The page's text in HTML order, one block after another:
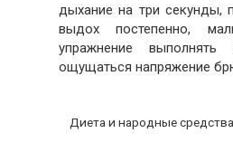
дыхание на три секунды,
выдох постепенно,
упражнение
ощущаться напряжение
Диета и народные